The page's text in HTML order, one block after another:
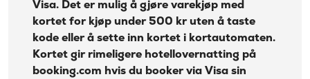
Purregebyr:
35 kr
Overtrekksgebyr:
75 kr
Erstatningskort:
0 kr
Les mer om Ikano Visa →
Ulemper
Hvor bra er Eika Kredittkort Direkte sammenlignet
med andre kredittkort?
Eika Kredittkort Direkte prisliste
Visa. Det er mulig å gjøre varekjøp med
kortet for kjøp under 500 kr uten å taste
kode eller å sette inn kortet i kortautomaten.
Kortet gir rimeligere hotellovernatting på
booking.com hvis du booker via Visa sin